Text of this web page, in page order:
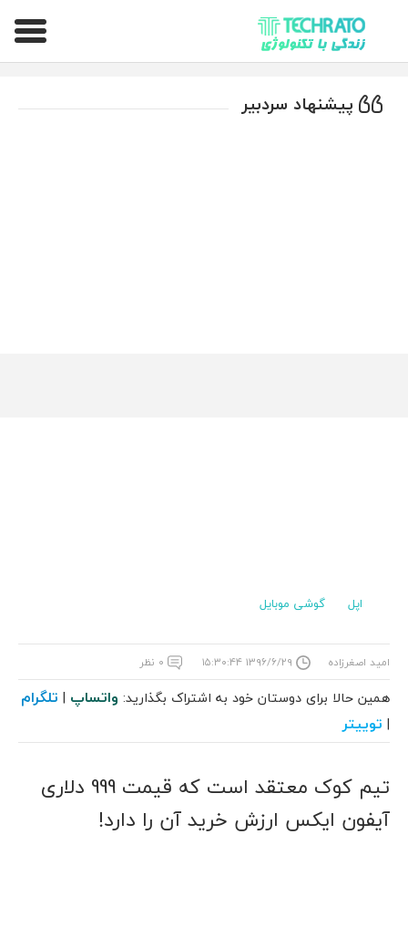
تکراتو – زندگی با تکنولوژی
پیشنهاد سردبیر
اپل گوشی موبایل
امید اصغرزاده ۱۳۹۶/۶/۲۹ ۱۵:۳۰:۴۴ ۰ نظر
همین حالا برای دوستان خود به اشتراک بگذارید: واتساپ | تلگرام
| توییتر
تیم کوک معتقد است که قیمت 999 دلاری
آیفون ایکس ارزش خرید آن را دارد!